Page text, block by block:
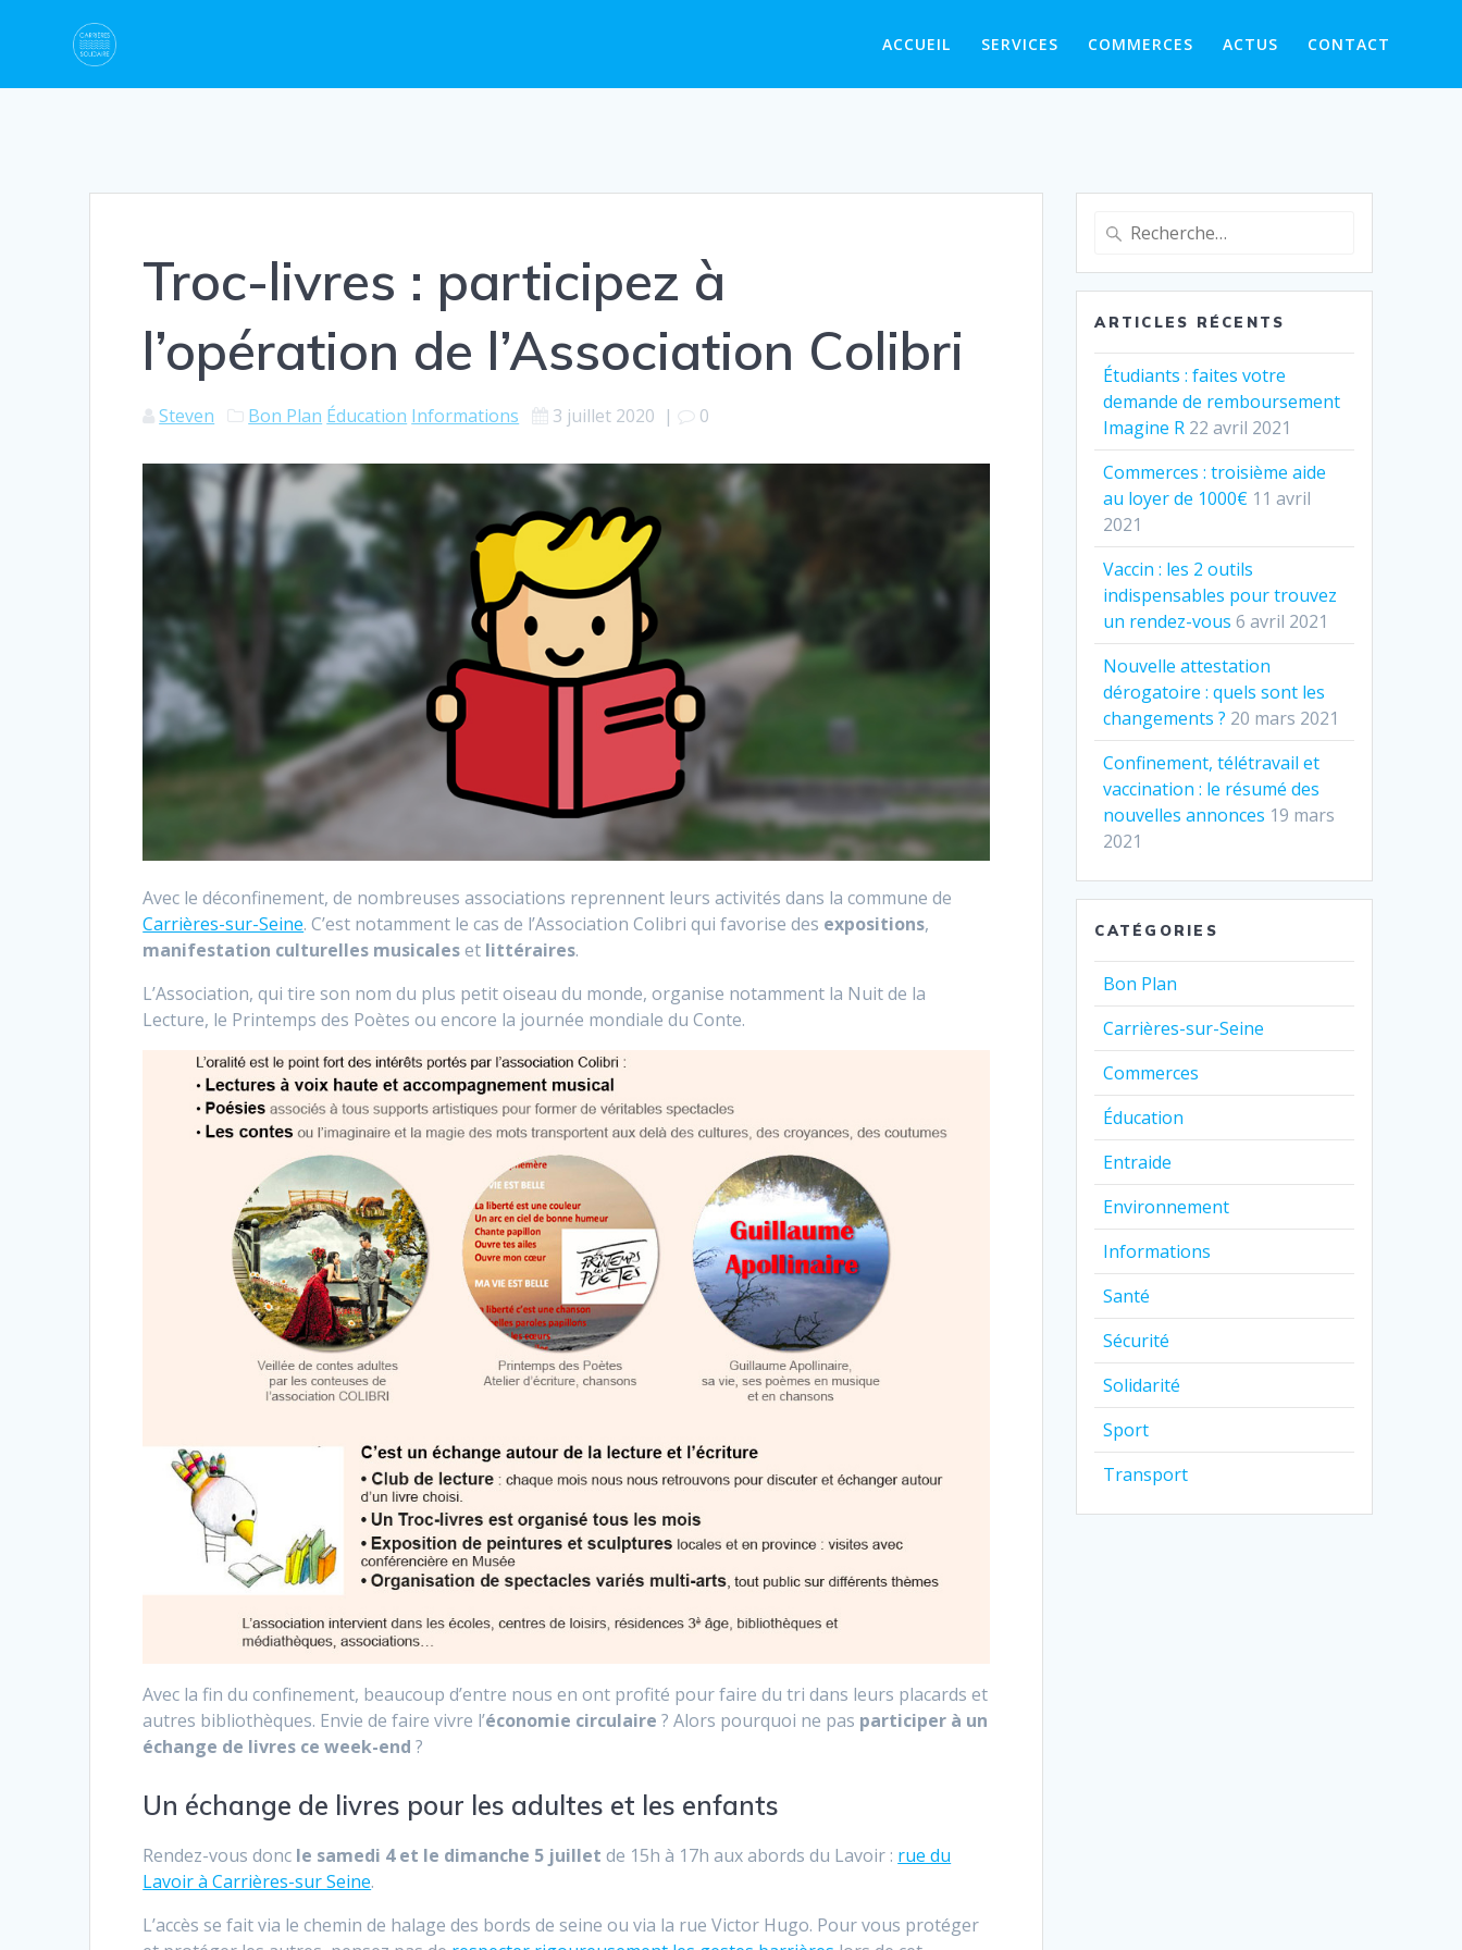
ACCUEIL SERVICES COMMERCES ACTUS CONTACT
Troc-livres : participez à
l’opération de l’Association Colibri
Steven Bon Plan Éducation Informations 3 juillet 2020 | 0
Avec le déconfinement, de nombreuses associations reprennent leurs activités dans la commune de
Carrières-sur-Seine. C’est notamment le cas de l’Association Colibri qui favorise des expositions,
manifestation culturelles musicaleset littéraires.
L’Association, qui tire son nom du plus petit oiseau du monde, organise notamment la Nuit de la
Lecture, le Printemps des Poètes ou encore la journée mondiale du Conte.
Avec la fin du confinement, beaucoup d’entre nous en ont profité pour faire du tri dans leurs placards et
autres bibliothèques. Envie de faire vivre l’économie circulaire ? Alors pourquoi ne pas participer à un
échange de livres ce week-end ?
Un échange de livres pour les adultes et les enfants
Rendez-vous donc le samedi 4 et le dimanche 5 juillet de 15h à 17h aux abords du Lavoir : rue du
Lavoir à Carrières-sur Seine.
L’accès se fait via le chemin de halage des bords de seine ou via la rue Victor Hugo. Pour vous protéger
Recherche
:
ARTICLES RÉCENTS
Étudiants : faites votre
demande de remboursement
Imagine R 22 avril 2021
Commerces : troisième aide
au loyer de 1000€ 11 avril
2021
Vaccin : les 2 outils
indispensables pour trouvez
un rendez-vous 6 avril 2021
Nouvelle attestation
dérogatoire : quels sont les
changements ? 20 mars 2021
Confinement, télétravail et
vaccination : le résumé des
nouvelles annonces 19 mars
2021
CATÉGORIES
Bon Plan
Carrières-sur-Seine
Commerces
Éducation
Entraide
Environnement
Informations
Santé
Sécurité
Solidarité
Sport
Transport